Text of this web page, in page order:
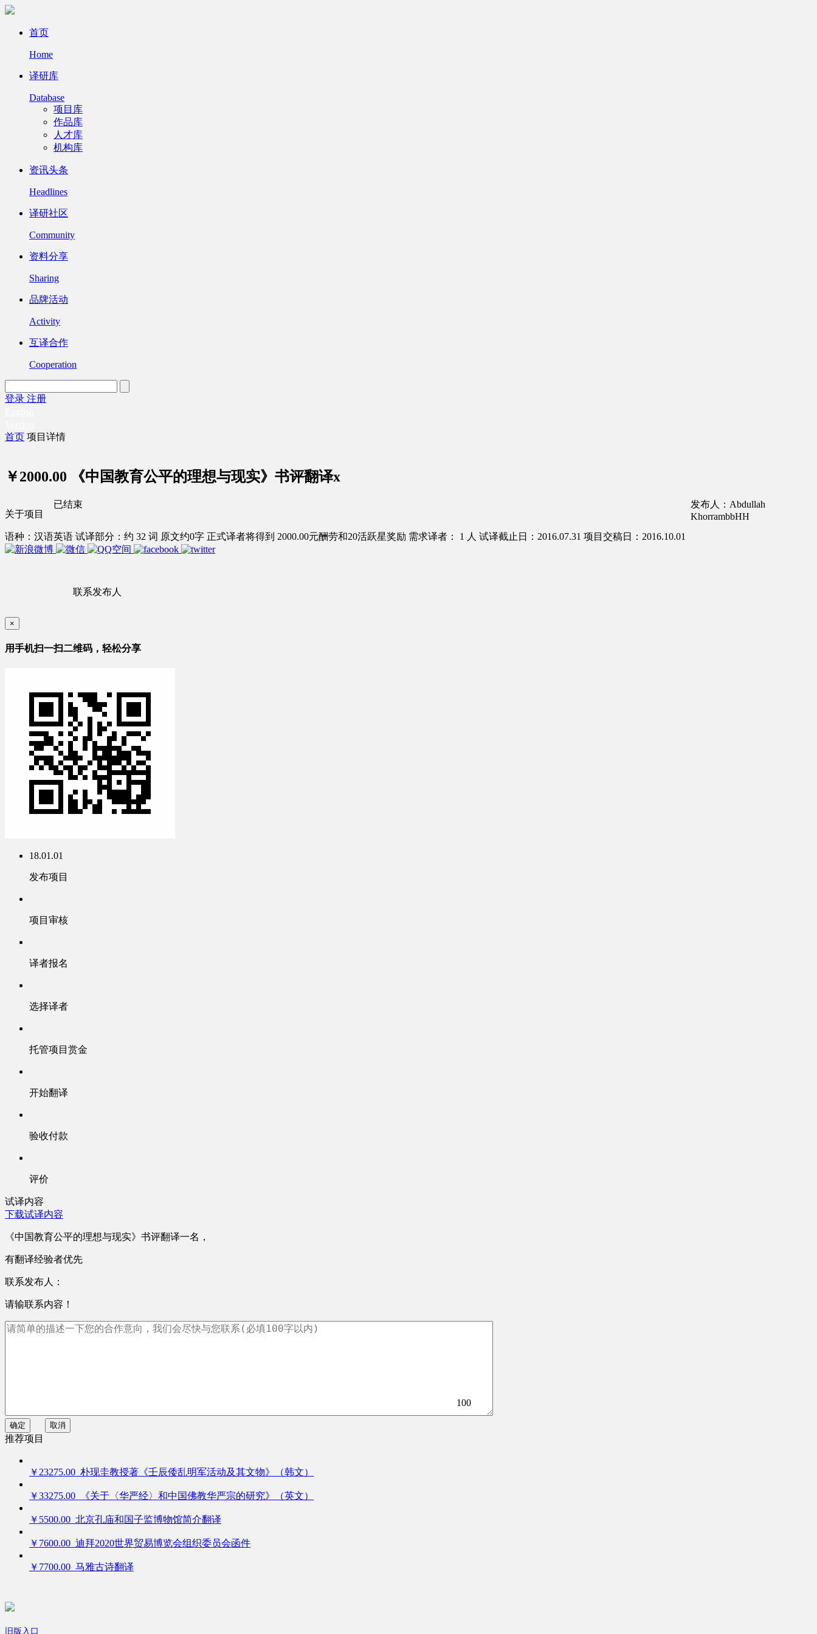
首页
Home
译研库
Database
项目库
作品库
人才库
机构库
资讯头条
Headlines
译研社区
Community
资料分享
Sharing
品牌活动
Activity
互译合作
Cooperation
登录 注册
首页 项目详情
￥2000.00 《中国教育公平的理想与现实》书评翻译x
关于项目
发布人：Abdullah
KhorrambbHH
语种：汉语英语 试译部分：约 32 词 原文约0字 正式译者将得到 2000.00元酬劳和20活跃星奖励 需求译者： 1 人 试译截止日：2016.07.31 项目交稿日：2016.10.01
联系发布人
已结束
×
用手机扫一扫二维码，轻松分享
18.01.01
发布项目
项目审核
译者报名
选择译者
托管项目赏金
开始翻译
验收付款
评价
试译内容
下载试译内容
《中国教育公平的理想与现实》书评翻译一名，
有翻译经验者优先
联系发布人：
请输联系内容！
100
确定 取消
推荐项目
￥23275.00 朴现圭教授著《壬辰倭乱明军活动及其文物》（韩文）
￥33275.00 《关于〈华严经〉和中国佛教华严宗的研究》（英文）
￥5500.00 北京孔庙和国子监博物馆简介翻译
￥7600.00 迪拜2020世界贸易博览会组织委员会函件
￥7700.00 马雅古诗翻译
旧版入口